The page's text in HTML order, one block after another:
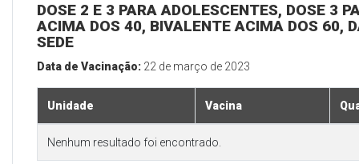
DOSE 2 E 3 PARA ADOLESCENTES, DOSE 3
ACIMA DOS 40, BIVALENTE ACIMA DOS 60,
SEDE
Data de Vacinação: 22 de março de 2023
Unidade Vacina
Nenhum resultado foi encontrado.